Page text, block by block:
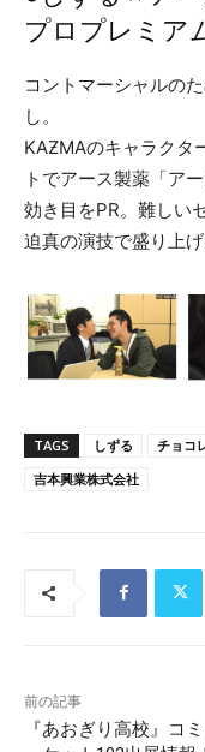
プロプレミア
コントマーシャルの
し。
KAƵMAのキャラクタ
トでアース製薬「ア
効き目をPR。難しい
迫真の演技で盛り上げ
TAGS しずる チョコ
吉本興業株式会社
前の記事
『あおぎり高校』コ